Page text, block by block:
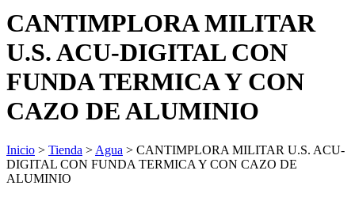
CANTIMPLORA MILITAR
U.S. ACU-DIGITAL CON
FUNDA TERMICA Y CON
CAZO DE ALUMINIO
Inicio > Tienda > Agua > CANTIMPLORA MILITAR U.S. ACU-
DIGITAL CON FUNDA TERMICA Y CON CAZO DE
ALUMINIO